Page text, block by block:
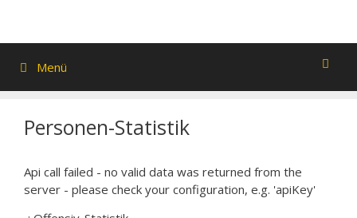
Menü
Personen-Statistik
Api call failed - no valid data was returned from the
server - please check your configuration, e.g. 'apiKey'